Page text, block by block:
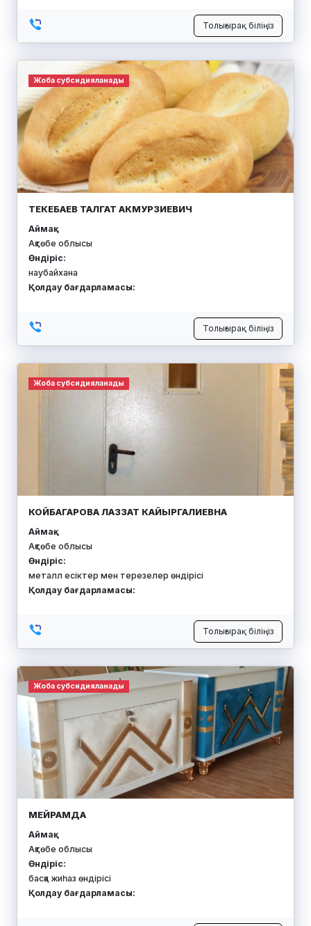
Толығырақ біліңіз
Жоба субсидияланады
ТЕКЕБАЕВ ТАЛГАТ АКМУРЗИЕВИЧ
Аймақ:
Ақтөбе облысы
Өндіріс:
наубайхана
Қолдау бағдарламасы:
Толығырақ біліңіз
Жоба субсидияланады
КОЙБАГАРОВА ЛАЗЗАТ КАЙЫРГАЛИЕВНА
Аймақ:
Ақтөбе облысы
Өндіріс:
металл есіктер мен терезелер өндірісі
Қолдау бағдарламасы:
Толығырақ біліңіз
Жоба субсидияланады
МЕЙРАМДА
Аймақ:
Ақтөбе облысы
Өндіріс:
басқа жиһаз өндірісі
Қолдау бағдарламасы: